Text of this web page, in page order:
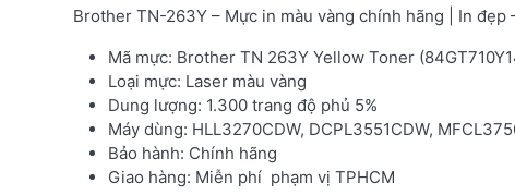
Brother TN-263Y – Mực in màu vàng chính hãng | In đẹp
Mã mực: Brother TN 263Y Yellow Toner
Loại mực: Laser màu vàng
Dung lượng: 1.300 trang độ phủ 5%
Máy dùng: HLL3270CDW, DCPL3551CDW,
Bảo hành: Chính hãng
Giao hàng: Miễn phí phạm vị TPHCM